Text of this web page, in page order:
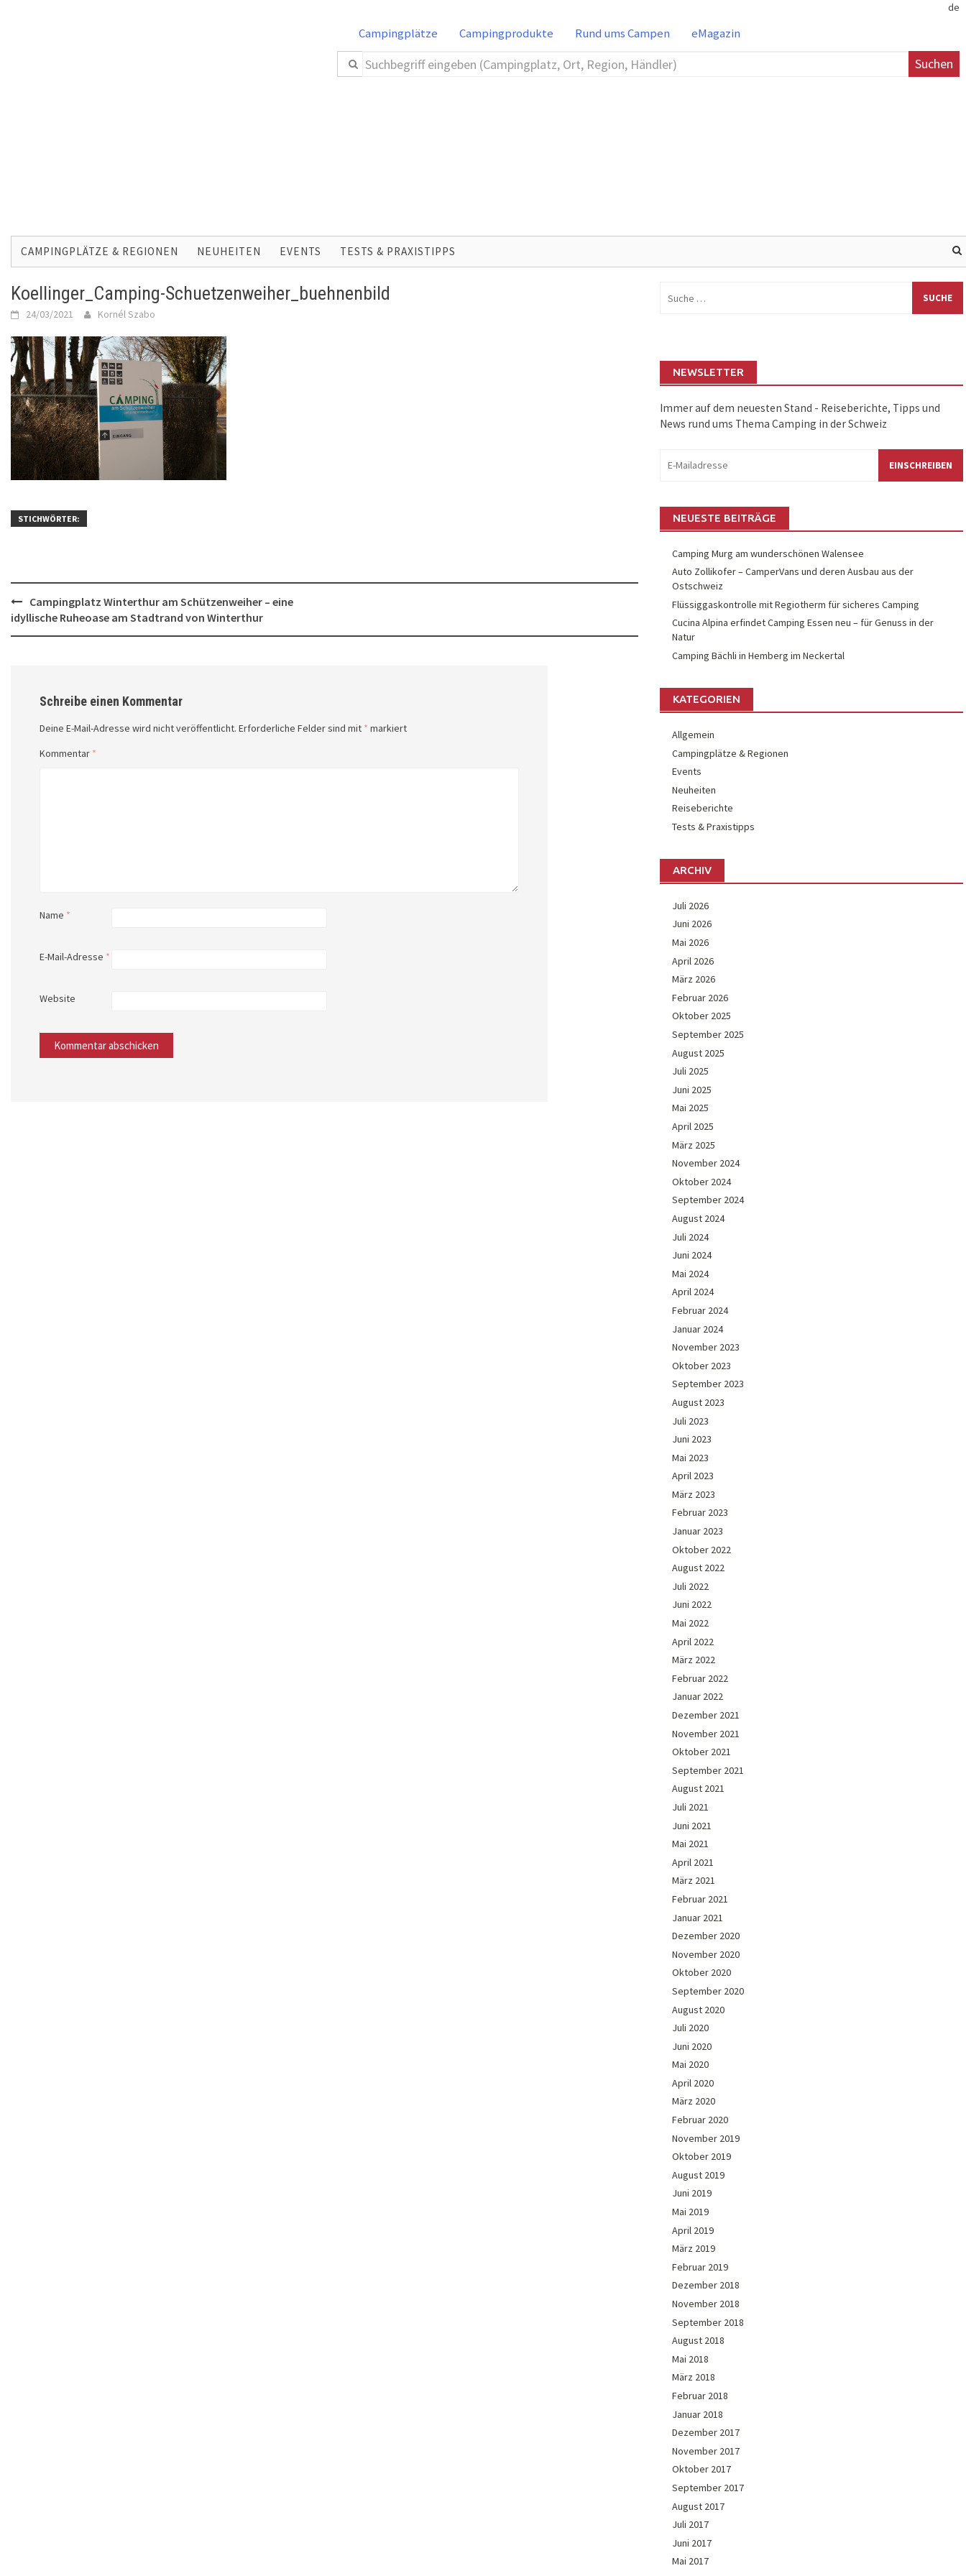
de
Campingplätze Campingprodukte Rund ums Campen eMagazin
Suchen
contentCAMPINGPLÄTZE & REGIONEN NEUHEITEN EVENTS TESTS & PRAXISTIPPS
Koellinger_Camping-Schuetzenweiher_buehnenbild
24/03/2021 Kornél Szabo
STICHWÖRTER:
Post
navigation
Campingplatz Winterthur am Schützenweiher – eine
idyllische Ruheoase am Stadtrand von Winterthur
Schreibe einen Kommentar
Deine E-Mail-Adresse wird nicht veröffentlicht. Erforderliche Felder sind mit * markiert
Kommentar *
Name *
E-Mail-Adresse *
Website
nach:
NEWSLETTER
Immer auf dem neuesten Stand - Reiseberichte, Tipps und
News rund ums Thema Camping in der Schweiz
NEUESTE BEITRÄGE
Camping Murg am wunderschönen Walensee
Auto Zollikofer – CamperVans und deren Ausbau aus der
Ostschweiz
Flüssiggaskontrolle mit Regiotherm für sicheres Camping
Cucina Alpina erfindet Camping Essen neu – für Genuss in der
Natur
Camping Bächli in Hemberg im Neckertal
KATEGORIEN
Allgemein
Campingplätze & Regionen
Events
Neuheiten
Reiseberichte
Tests & Praxistipps
ARCHIV
Juli 2026
Juni 2026
Mai 2026
April 2026
März 2026
Februar 2026
Oktober 2025
September 2025
August 2025
Juli 2025
Juni 2025
Mai 2025
April 2025
März 2025
November 2024
Oktober 2024
September 2024
August 2024
Juli 2024
Juni 2024
Mai 2024
April 2024
Februar 2024
Januar 2024
November 2023
Oktober 2023
September 2023
August 2023
Juli 2023
Juni 2023
Mai 2023
April 2023
März 2023
Februar 2023
Januar 2023
Oktober 2022
August 2022
Juli 2022
Juni 2022
Mai 2022
April 2022
März 2022
Februar 2022
Januar 2022
Dezember 2021
November 2021
Oktober 2021
September 2021
August 2021
Juli 2021
Juni 2021
Mai 2021
April 2021
März 2021
Februar 2021
Januar 2021
Dezember 2020
November 2020
Oktober 2020
September 2020
August 2020
Juli 2020
Juni 2020
Mai 2020
April 2020
März 2020
Februar 2020
November 2019
Oktober 2019
August 2019
Juni 2019
Mai 2019
April 2019
März 2019
Februar 2019
Dezember 2018
November 2018
September 2018
August 2018
Mai 2018
März 2018
Februar 2018
Januar 2018
Dezember 2017
November 2017
Oktober 2017
September 2017
August 2017
Juli 2017
Juni 2017
Mai 2017